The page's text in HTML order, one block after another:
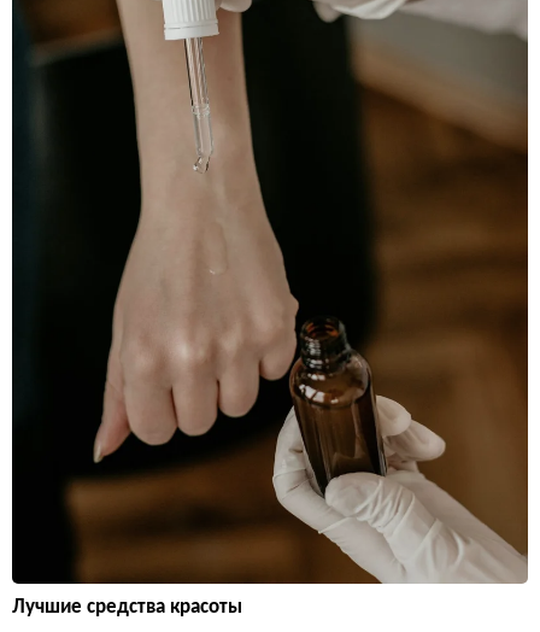
Лучшие средства красоты